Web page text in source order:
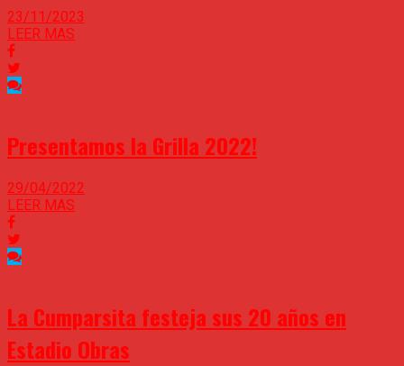
23/11/2023
LEER MAS
Presentamos la Grilla 2022!
29/04/2022
LEER MAS
La Cumparsita festeja sus 20 años en
Estadio Obras